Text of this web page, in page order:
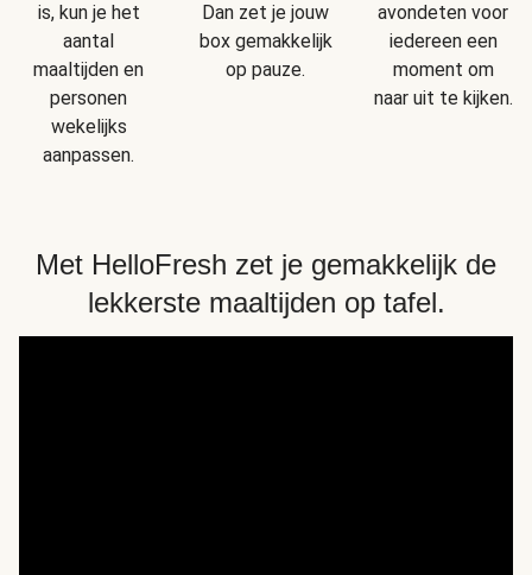
is, kun je het
aantal
maaltijden en
personen
wekelijks
aanpassen.
Dan zet je jouw
box gemakkelijk
op pauze.
avondeten voor
iedereen een
moment om
naar uit te kijken.
Met HelloFresh zet je gemakkelijk de
lekkerste maaltijden op tafel.